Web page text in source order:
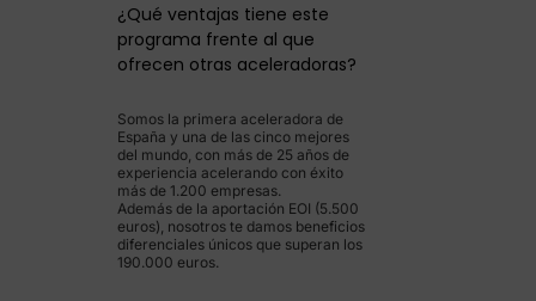
¿Qué ventajas tiene este
programa frente al que
ofrecen otras aceleradoras?
Somos la primera aceleradora de
España y una de las cinco mejores
del mundo, con más de 25 años de
experiencia acelerando con éxito
más de 1.200 empresas.
Además de la aportación EOI (5.500
euros), nosotros te damos beneficios
diferenciales únicos que superan los
190.000 euros.